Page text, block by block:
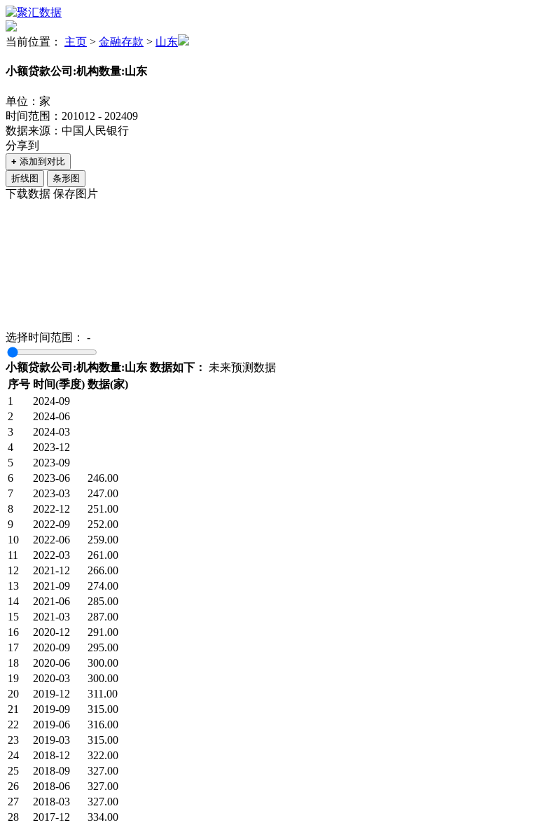
当前位置： 主页 > 金融存款 > 山东
小额贷款公司:机构数量:山东
单位：家
时间范围：201012 - 202409
数据来源：中国人民银行
分享到
+ 添加到对比
折线图
条形图
下载数据 保存图片
选择时间范围： -
小额贷款公司:机构数量:山东 数据如下：
未来预测数据
序号 时间(季度) 数据(家)
1
2024-09
2
2024-06
3
2024-03
4
2023-12
5
2023-09
6
2023-06
246.00
7
2023-03
247.00
8
2022-12
251.00
9
2022-09
252.00
10
2022-06
259.00
11
2022-03
261.00
12
2021-12
266.00
13
2021-09
274.00
14
2021-06
285.00
15
2021-03
287.00
16
2020-12
291.00
17
2020-09
295.00
18
2020-06
300.00
19
2020-03
300.00
20
2019-12
311.00
21
2019-09
315.00
22
2019-06
316.00
23
2019-03
315.00
24
2018-12
322.00
25
2018-09
327.00
26
2018-06
327.00
27
2018-03
327.00
28
2017-12
334.00